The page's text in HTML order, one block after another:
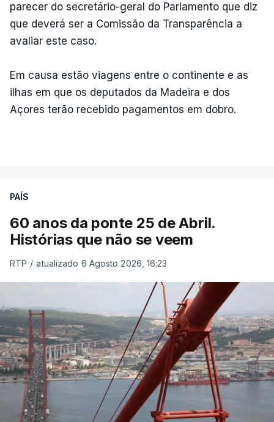
parecer do secretário-geral do Parlamento que diz
que deverá ser a Comissão da Transparência a
avaliar este caso.
Em causa estão viagens entre o continente e as
ilhas em que os deputados da Madeira e dos
Açores terão recebido pagamentos em dobro.
PAÍS
60 anos da ponte 25 de Abril.
Histórias que não se veem
RTP / atualizado 6 Agosto 2026, 16:23